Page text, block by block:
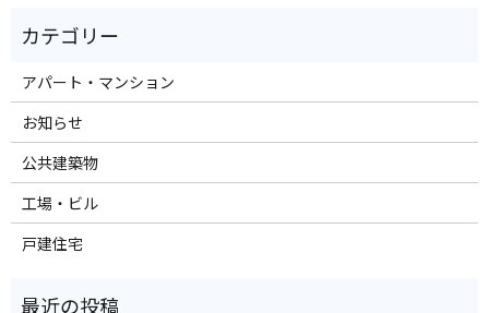
アパート・マンション
お知らせ
公共建築物
工場・ビル
戸建住宅